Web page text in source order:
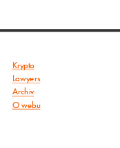
Krypto
Lawyers
Archiv
O webu